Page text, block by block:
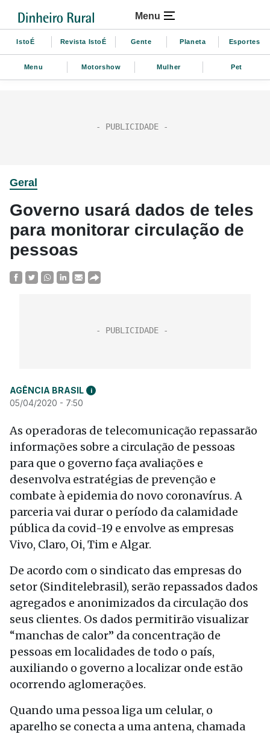
Menu
IstoÉ Revista IstoÉ Gente Planeta Esportes
Menu Motorshow Mulher Pet
Geral
Governo usará dados de teles
para monitorar circulação de
pessoas
AGÊNCIA BRASIL i
05/04/2020 - 7:50
As operadoras de telecomunicação repassarão
informações sobre a circulação de pessoas
para que o governo faça avaliações e
desenvolva estratégias de prevenção e
combate à epidemia do novo coronavírus. A
parceria vai durar o período da calamidade
pública da covid-19 e envolve as empresas
Vivo, Claro, Oi, Tim e Algar.
De acordo com o sindicato das empresas do
setor (Sinditelebrasil), serão repassados dados
agregados e anonimizados da circulação dos
seus clientes. Os dados permitirão visualizar
“manchas de calor” da concentração de
pessoas em localidades de todo o país,
auxiliando o governo a localizar onde estão
ocorrendo aglomerações.
Quando uma pessoa liga um celular, o
aparelho se conecta a uma antena, chamada